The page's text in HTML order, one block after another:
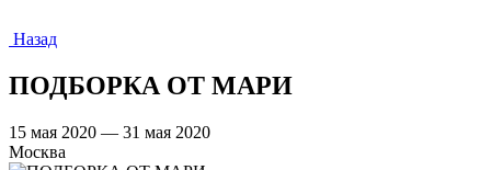
Назад
ПОДБОРКА ОТ МАРИ
15 мая 2020 — 31 мая 2020
Москва